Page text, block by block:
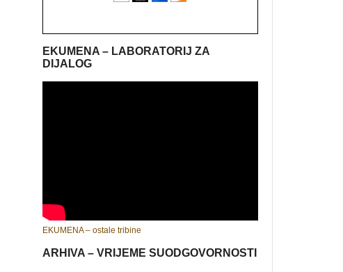
EKUMENA – LABORATORIJ ZA
DIJALOG
EKUMENA – ostale tribine
ARHIVA – VRIJEME SUODGOVORNOSTI